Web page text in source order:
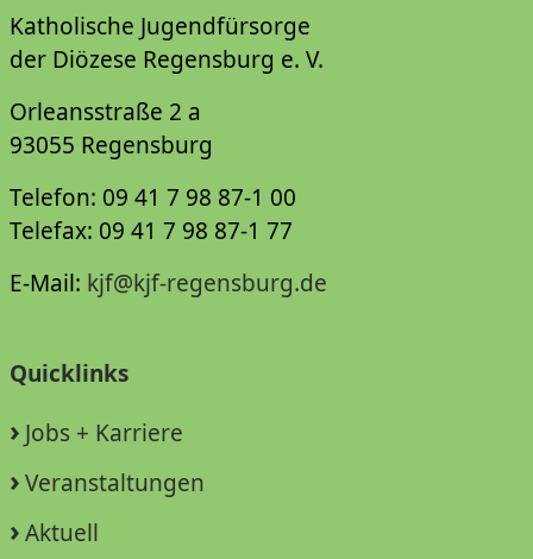
Katholische Jugendfürsorge
der Diözese Regensburg e. V.
Orleansstraße 2 a
93055 Regensburg
Telefon: 09 41 7 98 87-1 00
Telefax: 09 41 7 98 87-1 77
E-Mail: kjf@kjf-regensburg.de
Quicklinks
Jobs + Karriere
Veranstaltungen
Aktuell